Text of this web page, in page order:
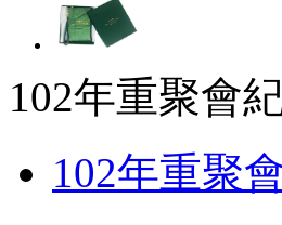
102年重聚會
102年重聚